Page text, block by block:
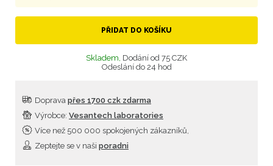
PŘIDAT DO KOŠÍKU
Skladem, Dodání od 75 CZK
Odeslání do 24 hod
Doprava přes 1700 czk zdarma
Více než 500 000 spokojených zákazníků,
Výrobce: Vesantech laboratories
Zeptejte se v naši poradni